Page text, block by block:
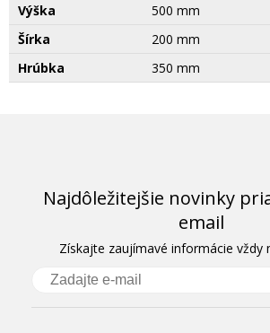
Výška
500 mm
Šírka
200 mm
Hrúbka
350 mm
Najdôležitejšie novinky
email
Získajte zaujímavé informácie vždy